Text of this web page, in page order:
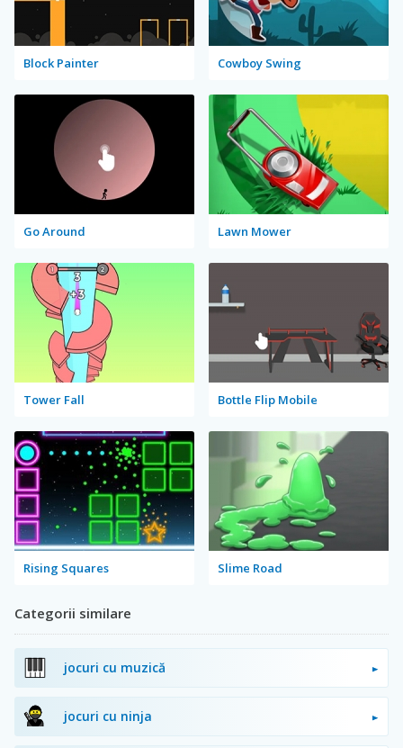
Block Painter Cowboy Swing
Go Around Lawn Mower
Tower Fall Bottle Flip Mobile
Rising Squares Slime Road
Categorii similare
jocuri cu muzică
jocuri cu ninja